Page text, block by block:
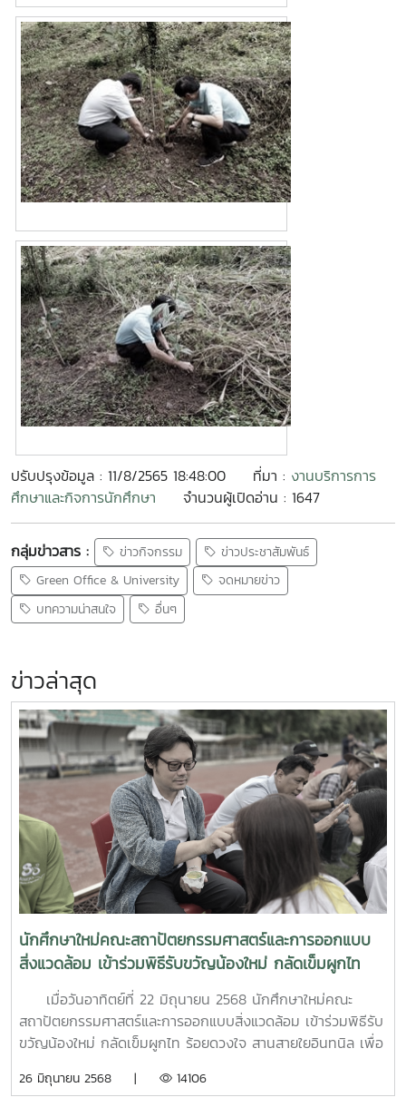
ปรับปรุงข้อมูล : 11/8/2565 18:48:00 ที่มา : งานบริการการ
ศึกษาและกิจการนักศึกษา
จำนวนผู้เปิดอ่าน : 1647
กลุ่มข่าวสาร : ข่าวกิจกรรม
ข่าวประชาสัมพันธ์
Green Office & University
จดหมายข่าว
บทความน่าสนใจ
อื่นๆ
ข่าวล่าสุด
นักศึกษาใหม่คณะสถาปัตยกรรมศาสตร์และการออกแบบ
สิ่งแวดล้อม เข้าร่วมพิธีรับขวัญน้องใหม่ กลัดเข็มผูกไท
ร้อยดวงใจ สานสายใยอินทนิล
เมื่อวันอาทิตย์ที่ 22 มิถุนายน 2568 นักศึกษาใหม่คณะ
สถาปัตยกรรมศาสตร์และการออกแบบสิ่งแวดล้อม เข้าร่วมพิธีรับ
ขวัญน้องใหม่ กลัดเข็มผูกไท ร้อยดวงใจ สานสายใยอินทนิล เพื่อ
กิจกรรมเสริมสร้างอัตลักษณ์ลูกแม่โจ้อย่างสมบูรณ์ และสร้าง
26 มิถุนายน 2568 | 14106